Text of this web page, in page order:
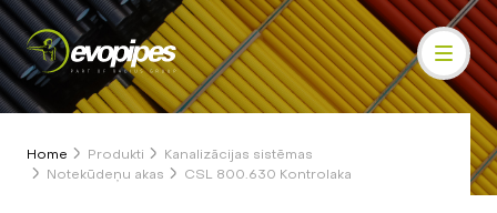
Home Produkti
Kanalizācijas sistēmas
Notekūdeņu akas
CSL 800.630 Kontrolaka